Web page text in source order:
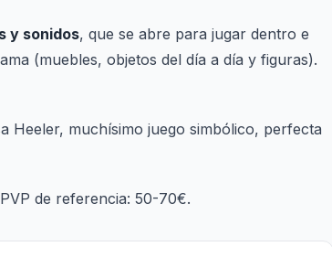
y sonidos, que se abre para jugar dentro e
(muebles, objetos del día a día y figuras).
Heeler, muchísimo juego simbólico, perfecta
de referencia: 50-70€.